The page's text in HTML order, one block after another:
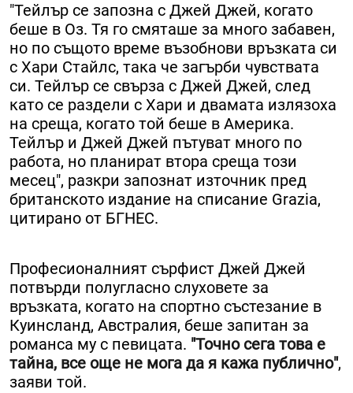
"Тейлър се запозна с Джей Джей, когато
беше в Оз. Тя го смяташе за много забавен,
но по същото време възобнови връзката си
с Хари Стайлс, така че загърби чувствата
си. Тейлър се свърза с Джей Джей, след
като се раздели с Хари и двамата излязоха
на среща, когато той беше в Америка.
Тейлър и Джей Джей пътуват много по
работа, но планират втора среща този
месец", разкри запознат източник пред
британското издание на списание Grazia,
цитирано от БГНЕС.
Професионалният сърфист Джей Джей
потвърди полугласно слуховете за
връзката, когато на спортно състезание в
Куинсланд, Австралия, беше запитан за
романса му с певицата. "Точно сега това е
тайна, все още не мога да я кажа публично",
заяви той.